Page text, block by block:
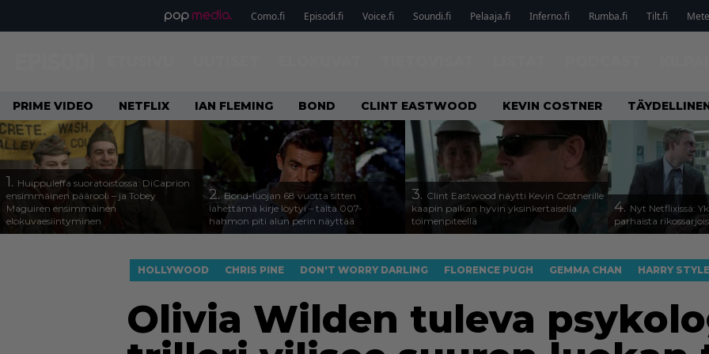
Como.fi Episodi.fi Voice.fi Soundi.fi Pelaaja.fi Inferno.fi Rumba.fi Tilt.fi
PRIME VIDEO NETFLIX IAN FLEMING BOND CLINT EASTWOOD KEVIN COSTNER
1. Huippuleffa suoratoistossa: DiCaprion
ensimmäinen päärooli – ja Tobey
Maguiren ensimmäinen
elokuvaesiintyminen
2.Bond-luojan 68 vuotta sitten
lähettämä kirje löytyi – tältä 007-
hahmon piti alun perin näyttää
3. Clint Eastwood näytti Kevin Costnerille
kaapin paikan hyvin yksinkertaisella
toimenpiteellä
4. Nyt Netflixissä:
parhaista
HOLLYWOOD CHRIS PINE DON'T WORRY DARLING FLORENCE PUGH GEMMA CHAN HARRY
Olivia Wilden tuleva